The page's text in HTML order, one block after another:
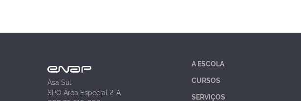
Asa Sul
SPO Área Especial 2-A
A ESCOLA
CURSOS
SERVIÇOS